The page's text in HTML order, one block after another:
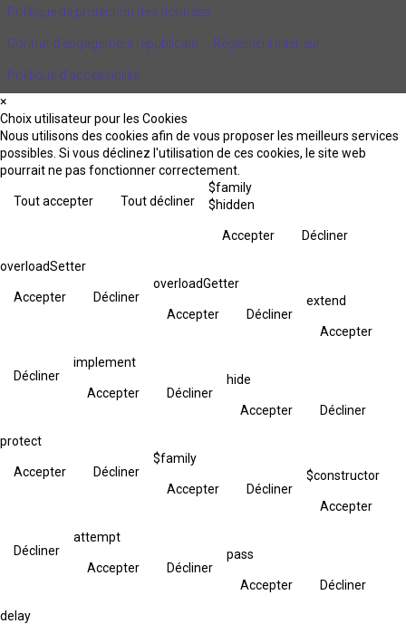
Politique de protection des données
Contrat d'engagement républicain Règlement intérieur
Politique d’accessibilité
×
Choix utilisateur pour les Cookies
Nous utilisons des cookies afin de vous proposer les meilleurs services
possibles. Si vous déclinez l'utilisation de ces cookies, le site web
pourrait ne pas fonctionner correctement.
Tout accepter Tout décliner
$family
$hidden
Accepter Décliner
overloadSetter
Accepter Décliner
overloadGetter
Accepter Décliner
extend
Accepter
Décliner
implement
Accepter Décliner
hide
Accepter Décliner
protect
Accepter Décliner
$family
Accepter Décliner
$constructor
Accepter
Décliner
attempt
Accepter Décliner
pass
Accepter Décliner
delay